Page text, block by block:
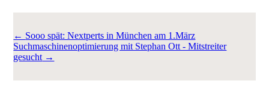
← Sooo spät: Nextperts in München am 1.März
Suchmaschinenoptimierung mit Stephan Ott - Mitstreiter
gesucht →